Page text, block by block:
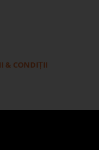
& CONDIȚII